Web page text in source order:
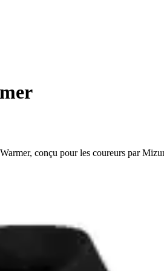
conçu pour les coureurs par